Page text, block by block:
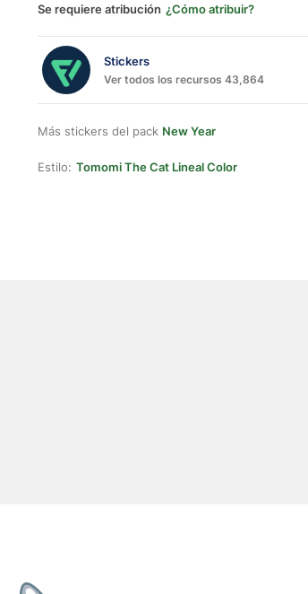
Se requiere atribución ¿Cómo atribuir?
Stickers
Ver todos los recursos 43,864
Más stickers del pack New Year
Estilo: Tomomi The Cat Lineal Color